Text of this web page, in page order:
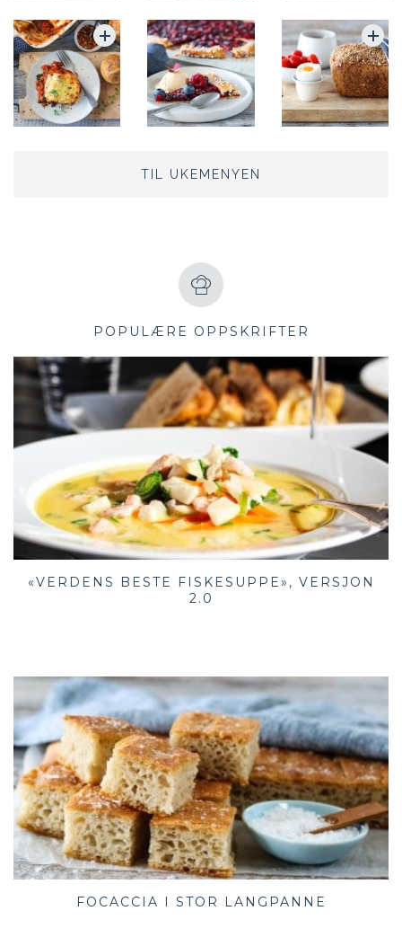
TIL UKEMENYEN
POPULÆRE OPPSKRIFTER
«VERDENS BESTE FISKESUPPE», VERSJON
2.0
FOCACCIA I STOR LANGPANNE